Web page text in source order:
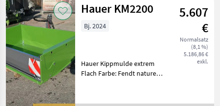
U/min Linksdrehgetrie
Hauer KM2200
5.607
€
Normalsatz
(8,1 %)
5.186,86 €
exkl.
Bj. 2024
Hauer Kippmulde extrem
Flach Farbe: Fendt nature